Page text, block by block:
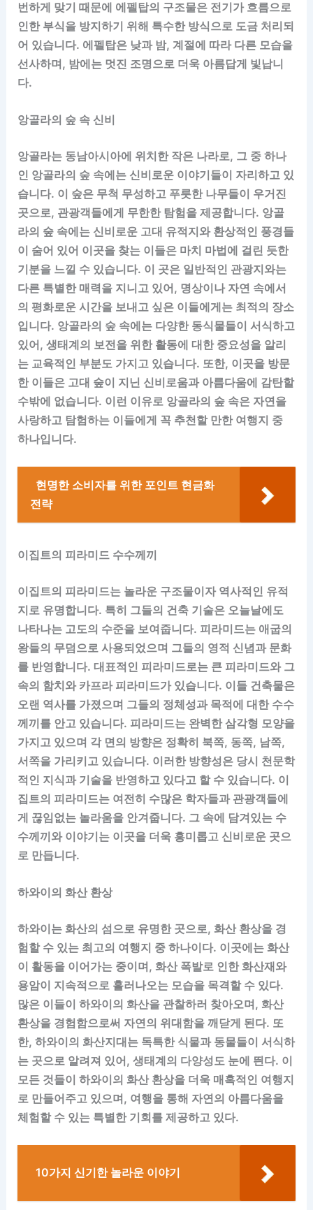
번하게 맞기 때문에 에펠탑의 구조물은 전기가 흐름으로
인한 부식을 방지하기 위해 특수한 방식으로 도금 처리되
어 있습니다. 에펠탑은 낮과 밤, 계절에 따라 다른 모습을
선사하며, 밤에는 멋진 조명으로 더욱 아름답게 빛납니
다.
앙골라의 숲 속 신비
앙골라는 동남아시아에 위치한 작은 나라로, 그 중 하나
인 앙골라의 숲 속에는 신비로운 이야기들이 자리하고 있
습니다. 이 숲은 무척 무성하고 푸릇한 나무들이 우거진
곳으로, 관광객들에게 무한한 탐험을 제공합니다. 앙골
라의 숲 속에는 신비로운 고대 유적지와 환상적인 풍경들
이 숨어 있어 이곳을 찾는 이들은 마치 마법에 걸린 듯한
기분을 느낄 수 있습니다. 이 곳은 일반적인 관광지와는
다른 특별한 매력을 지니고 있어, 명상이나 자연 속에서
의 평화로운 시간을 보내고 싶은 이들에게는 최적의 장소
입니다. 앙골라의 숲 속에는 다양한 동식물들이 서식하고
있어, 생태계의 보전을 위한 활동에 대한 중요성을 알리
는 교육적인 부분도 가지고 있습니다. 또한, 이곳을 방문
한 이들은 고대 숲이 지닌 신비로움과 아름다움에 감탄할
수밖에 없습니다. 이런 이유로 앙골라의 숲 속은 자연을
사랑하고 탐험하는 이들에게 꼭 추천할 만한 여행지 중
하나입니다.
현명한 소비자를 위한 포인트 현금화
전략
이집트의 피라미드 수수께끼
이집트의 피라미드는 놀라운 구조물이자 역사적인 유적
지로 유명합니다. 특히 그들의 건축 기술은 오늘날에도
나타나는 고도의 수준을 보여줍니다. 피라미드는 애굽의
왕들의 무덤으로 사용되었으며 그들의 영적 신념과 문화
를 반영합니다. 대표적인 피라미드로는 큰 피라미드와 그
속의 함치와 카프라 피라미드가 있습니다. 이들 건축물은
오랜 역사를 가졌으며 그들의 정체성과 목적에 대한 수수
께끼를 안고 있습니다. 피라미드는 완벽한 삼각형 모양을
가지고 있으며 각 면의 방향은 정확히 북쪽, 동쪽, 남쪽,
서쪽을 가리키고 있습니다. 이러한 방향성은 당시 천문학
적인 지식과 기술을 반영하고 있다고 할 수 있습니다. 이
집트의 피라미드는 여전히 수많은 학자들과 관광객들에
게 끊임없는 놀라움을 안겨줍니다. 그 속에 담겨있는 수
수께끼와 이야기는 이곳을 더욱 흥미롭고 신비로운 곳으
로 만듭니다.
하와이의 화산 환상
하와이는 화산의 섬으로 유명한 곳으로, 화산 환상을 경
험할 수 있는 최고의 여행지 중 하나이다. 이곳에는 화산
이 활동을 이어가는 중이며, 화산 폭발로 인한 화산재와
용암이 지속적으로 흘러나오는 모습을 목격할 수 있다.
많은 이들이 하와이의 화산을 관찰하러 찾아오며, 화산
환상을 경험함으로써 자연의 위대함을 깨닫게 된다. 또
한, 하와이의 화산지대는 독특한 식물과 동물들이 서식하
는 곳으로 알려져 있어, 생태계의 다양성도 눈에 띈다. 이
모든 것들이 하와이의 화산 환상을 더욱 매혹적인 여행지
로 만들어주고 있으며, 여행을 통해 자연의 아름다움을
체험할 수 있는 특별한 기회를 제공하고 있다.
10가지 신기한 놀라운 이야기